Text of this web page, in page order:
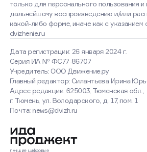
Дата регистрации: 26 января 2024 г.
Серия ИА № ФС77-86707
Учредитель: ООО Движение.ру
Главный редактор: Силантьева Ирина
Адрес редакции: 625003, Тюменская обл.,
г. Тюмень, ул. Володарского, д. 17, пом. 1
Почта: news@dvizh.ru
только для персонального пользования
дальнейшему воспроизведению и/или
какой-либо форме, иначе как с указанием
dvizhenie.ru
лучшие цифровые